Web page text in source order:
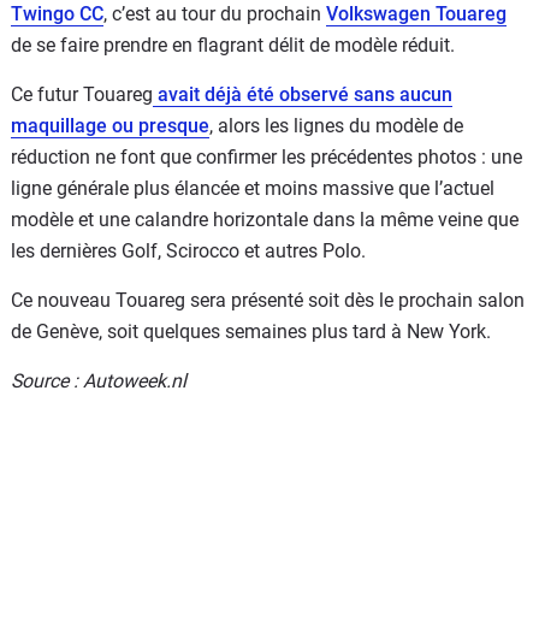
Twingo CC, c’est au tour du prochain Volkswagen Touareg
de se faire prendre en flagrant délit de modèle réduit.
Ce futur Touareg avait déjà été observé sans aucun
maquillage ou presque, alors les lignes du modèle de
réduction ne font que confirmer les précédentes photos : une
ligne générale plus élancée et moins massive que l’actuel
modèle et une calandre horizontale dans la même veine que
les dernières Golf, Scirocco et autres Polo.
Ce nouveau Touareg sera présenté soit dès le prochain salon
de Genève, soit quelques semaines plus tard à New York.
Source : Autoweek.nl